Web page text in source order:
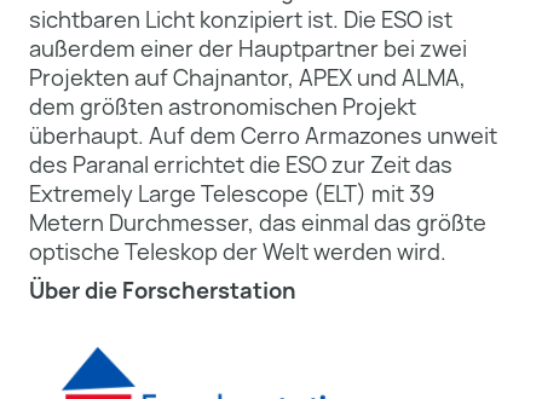
sichtbaren Licht konzipiert ist. Die ESO ist
außerdem einer der Hauptpartner bei zwei
Projekten auf Chajnantor, APEX und ALMA,
dem größten astronomischen Projekt
überhaupt. Auf dem Cerro Armazones unweit
des Paranal errichtet die ESO zur Zeit das
Extremely Large Telescope (ELT) mit 39
Metern Durchmesser, das einmal das größte
optische Teleskop der Welt werden wird.
Über die Forscherstation